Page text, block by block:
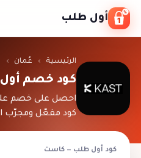
Skip to content
أول طلب
الرئيسية › عُمان ›
كود خصم
احصل على خصم
كود مفعّل ومجرّب
كود أول طلب — كاست